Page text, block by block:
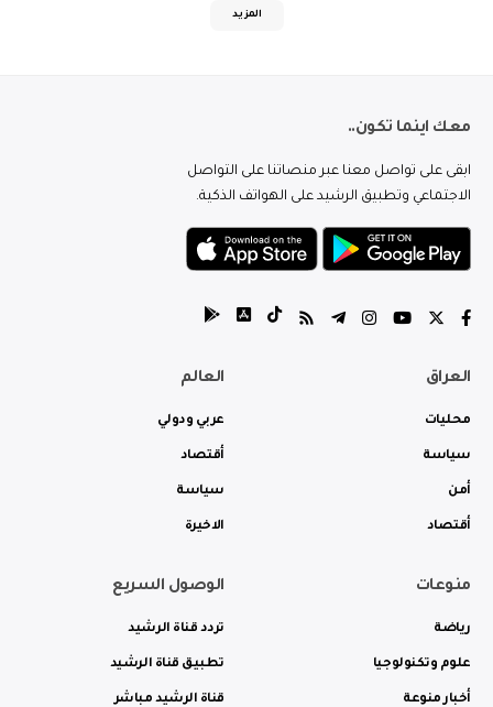
المزيد
معك اينما تكون..
ابقى على تواصل معنا عبر منصاتنا على التواصل
الاجتماعي وتطبيق الرشيد على الهواتف الذكية.
العراق
محليات
سياسة
أمن
أقتصاد
العالم
عربي ودولي
أقتصاد
سياسة
الاخيرة
منوعات
رياضة
علوم وتكنولوجيا
أخبار منوعة
الوصول السريع
تردد قناة الرشيد
تطبيق قناة الرشيد
قناة الرشيد مباشر